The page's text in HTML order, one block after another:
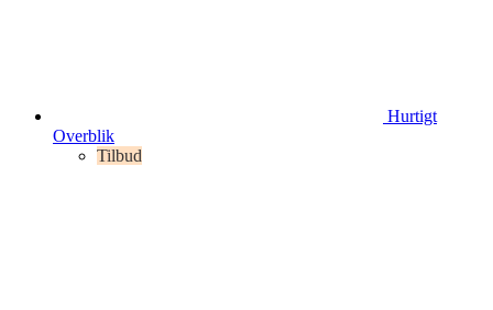
Hurtigt
Overblik
Tilbud